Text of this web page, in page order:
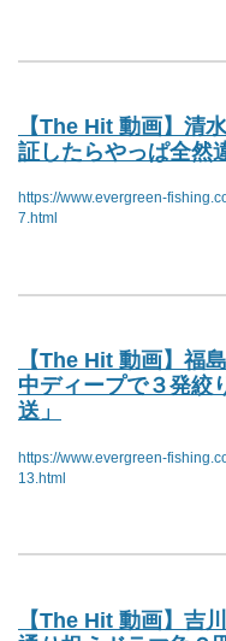
【The Hit 動画】清
証したらやっぱ全然
https://www.evergreen-
7.html
【The Hit 動画】福
中ディープで３発絞
送」
https://www.evergreen-
13.html
【The Hit 動画】吉